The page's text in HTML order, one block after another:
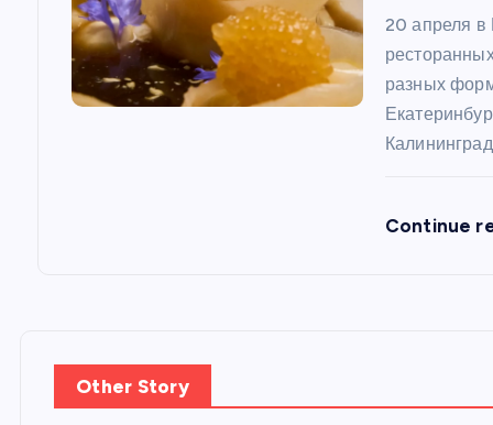
20 апреля в
разных
Continue
Other Story